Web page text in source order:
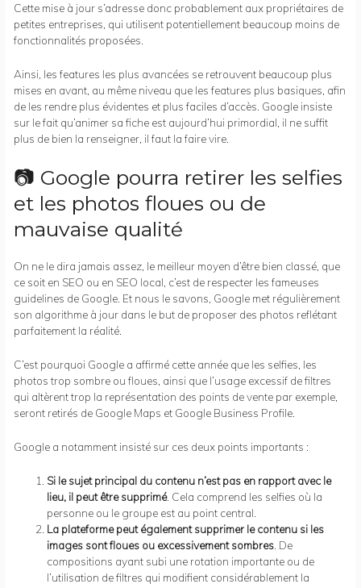
Cette mise à jour s’adresse donc probablement aux propriétaires de
petites entreprises, qui utilisent potentiellement beaucoup moins de
fonctionnalités proposées.
Ainsi, les features les plus avancées se retrouvent beaucoup plus
mises en avant, au même niveau que les features plus basiques, afin
de les rendre plus évidentes et plus faciles d’accès. Google insiste
sur le fait qu’animer sa fiche est aujourd’hui primordial, il ne suffit
plus de bien la renseigner, il faut la faire vire.
📷 Google pourra retirer les selfies
et les photos floues ou de
mauvaise qualité
On ne le dira jamais assez, le meilleur moyen d’être bien classé, que
ce soit en SEO ou en SEO local, c’est de respecter les fameuses
guidelines de Google. Et nous le savons, Google met régulièrement
son algorithme à jour dans le but de proposer des photos reflétant
parfaitement la réalité.
C’est pourquoi Google a affirmé cette année que les selfies, les
photos trop sombre ou floues, ainsi que l’usage excessif de filtres
qui altèrent trop la représentation des points de vente par exemple,
seront retirés de Google Maps et Google Business Profile.
Google a notamment insisté sur ces deux points importants :
Si le sujet principal du contenu n’est pas en rapport avec le
lieu, il peut être supprimé. Cela comprend les selfies où la
personne ou le groupe est au point central.
La plateforme peut également supprimer le contenu si les
images sont floues ou excessivement sombres . De
compositions ayant subi une rotation importante ou de
l’utilisation de filtres qui modifient considérablement la